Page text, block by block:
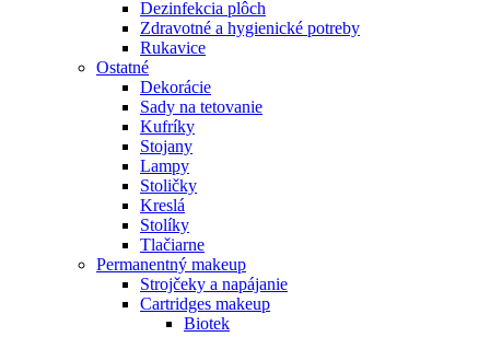
Dezinfekcia plôch
Zdravotné a hygienické potreby
Rukavice
Ostatné
Dekorácie
Sady na tetovanie
Kufríky
Stojany
Lampy
Stoličky
Kreslá
Stolíky
Tlačiarne
Permanentný makeup
Strojčeky a napájanie
Cartridges makeup
Biotek